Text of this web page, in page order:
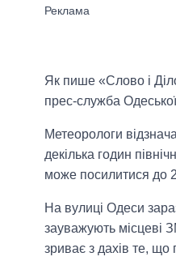
Як пише «Слово і
прес-служба
Метеорологи
декілька годин
може посилитися до
На вулиці Одеси
зауважують місцеві
зриває з дахів те, що